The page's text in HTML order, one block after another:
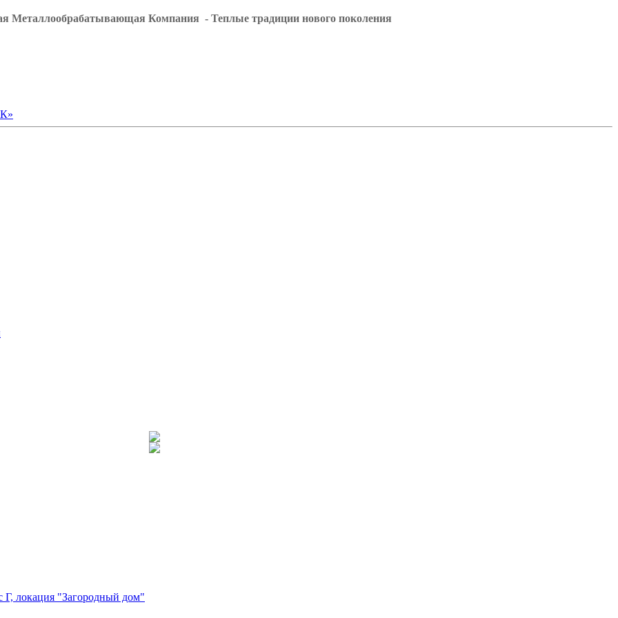
Металлообрабатывающая Компания - Теплые традиции нового поколения
Г, локация "Загородный дом"